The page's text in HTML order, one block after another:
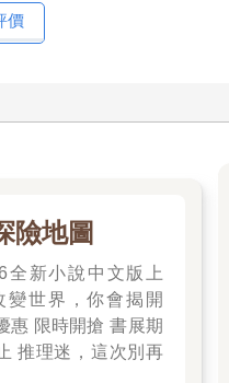
價
險地圖
全新小說中文版上
世界，你會揭開
推理迷，這次別再